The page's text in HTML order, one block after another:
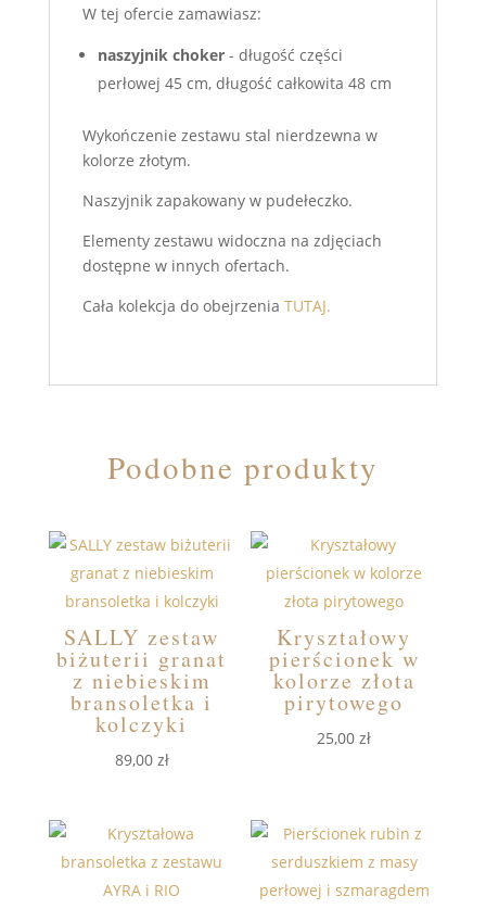
W tej ofercie zamawiasz:
naszyjnik choker- długość części
perłowej 45 cm, długość całkowita 48 cm
Wykończenie zestawu stal nierdzewna w
kolorze złotym.
Naszyjnik zapakowany w pudełeczko.
Elementy zestawu widoczna na zdjęciach
dostępne w innych ofertach.
Cała kolekcja do obejrzenia TUTAJ.
Podobne produkty
SALLY zestaw
biżuterii granat
z niebieskim
bransoletka i
kolczyki
89,00 zł
Kryształowy
pierścionek w
kolorze złota
pirytowego
25,00zł